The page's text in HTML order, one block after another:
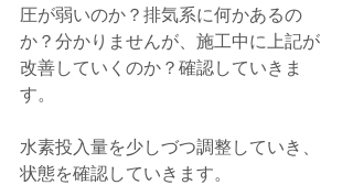
圧が弱いのか？排気系に何かあるの
か？分かりませんが、施工中に上記が
改善していくのか？確認していきま
す。
水素投入量を少しづつ調整していき、
状態を確認していきます。